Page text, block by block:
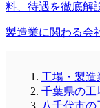
料、待遇を徹底解
製造業に関わる会
工場・製造
千葉県の工